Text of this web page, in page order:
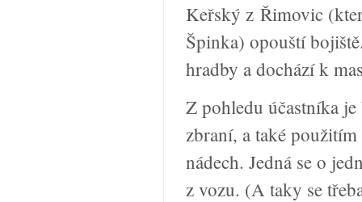
Keřský z Řimovic
Špinka) opouští
hradby a dochází k
Z pohledu účastníka
zbraní, a také
nádech. Jedná se o
z vozu. (A taky se